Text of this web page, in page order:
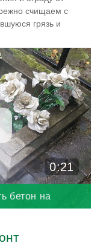
счищаем с
грязь и
0:21
бетон на